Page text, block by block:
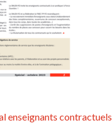
enseignants contractuels